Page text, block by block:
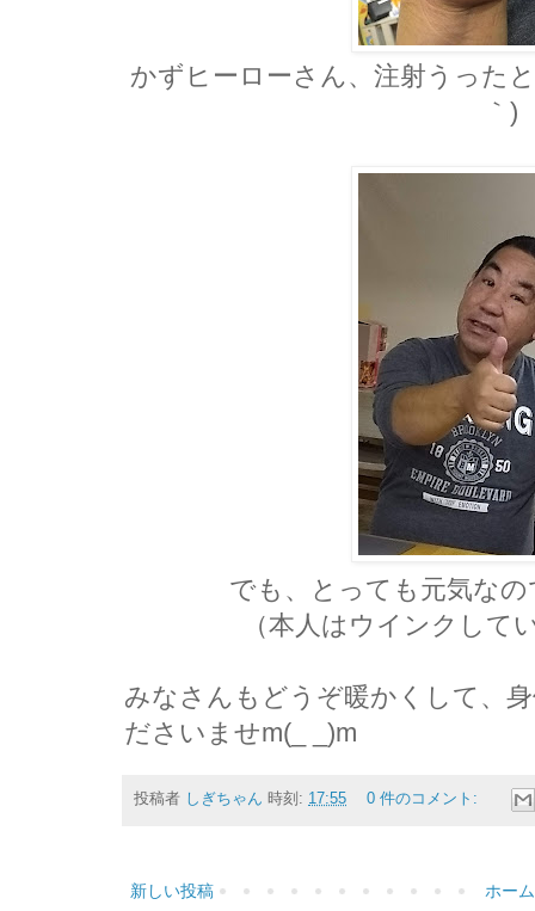
かずヒーローさん、注射うった
｀)
でも、とっても元気な
（本人はウインクして
みなさんもどうぞ暖かくして、
ださいませm(_ _)m
投稿者 しぎちゃん 時刻: 17:55 0 件のコメント:
新しい投稿 ホーム